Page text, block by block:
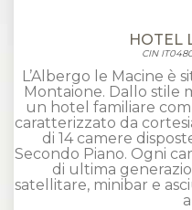
HOTEL
CIN
L’Albergo le Macine è
Montaione. Dallo stile
un hotel familiare
caratterizzato da
di 14 camere
Secondo Piano. Ogni
di ultima
satellitare, minibar e